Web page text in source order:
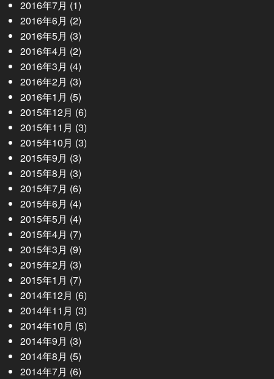
2016年7月 (1)
2016年6月 (2)
2016年5月 (3)
2016年4月 (2)
2016年3月 (4)
2016年2月 (3)
2016年1月 (5)
2015年12月 (6)
2015年11月 (3)
2015年10月 (3)
2015年9月 (3)
2015年8月 (3)
2015年7月 (6)
2015年6月 (4)
2015年5月 (4)
2015年4月 (7)
2015年3月 (9)
2015年2月 (3)
2015年1月 (7)
2014年12月 (6)
2014年11月 (3)
2014年10月 (5)
2014年9月 (3)
2014年8月 (5)
2014年7月 (6)